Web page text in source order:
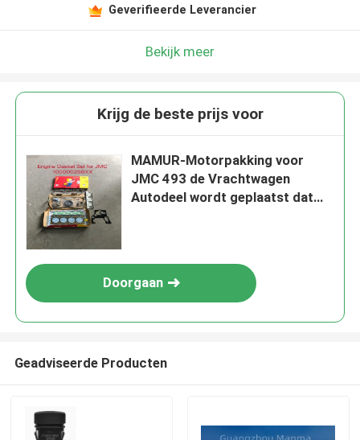
Geverifieerde Leverancier
Bekijk meer
Krijg de beste prijs voor
MAMUR-Motorpakking voor
JMC 493 de Vrachtwagen
Autodeel wordt geplaatst dat
Doorgaan
Geadviseerde Producten